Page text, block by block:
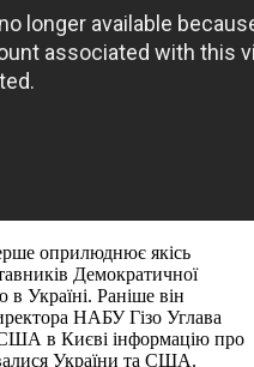
оприлюднює якісь
Демократичної
Україні. Раніше він
НАБУ Гізо Углава
США в Києві інформацію про
України та США.